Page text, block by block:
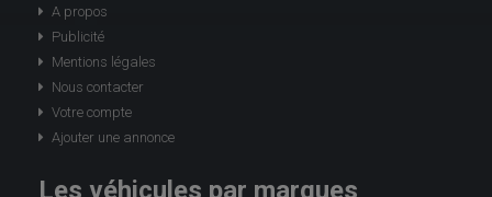
A propos
Publicité
Mentions légales
Nous contacter
Votre compte
Ajouter une annonce
Les véhicules par marques